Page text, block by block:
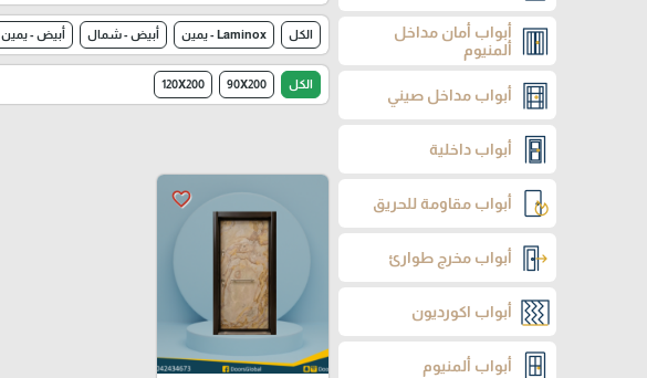
أبواب أمان مداخل
ألمنيوم
أبواب مداخل صيني
أبواب داخلية
أبواب مقاومة للحريق
أبواب مخرج طوارئ
أبواب اكورديون
أبواب ألمنيوم
الكل Laminox - يمين أبيض - شمال أبيض - يمين
الكل 90X200
120X200
favorite_border